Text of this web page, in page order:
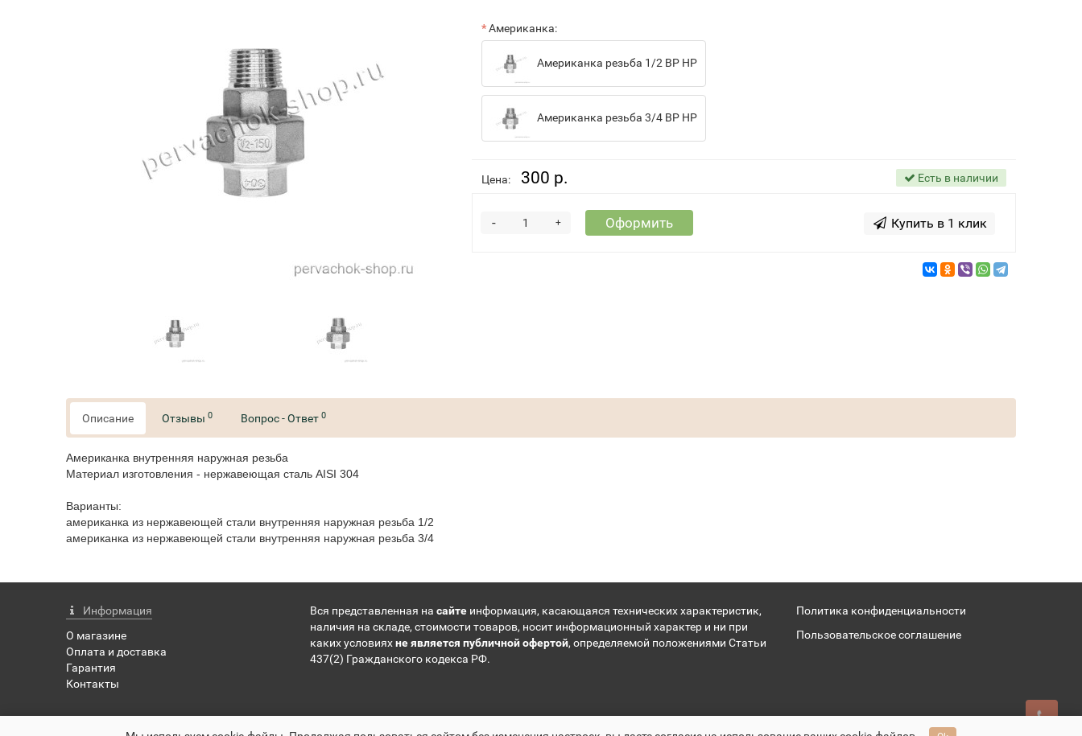
Американка:
Американка резьба 1/2 ВР НР
Американка резьба 3/4 ВР НР
Цена: 300 р. Есть в наличии
+
- Оформить Купить в 1 клик
Описание Отзывы0 Вопрос - Ответ0
Американка внутренняя наружная резьба
Материал изготовления - нержавеющая сталь AISI 304
Варианты:
американка из нержавеющей стали внутренняя наружная резьба 1/2
американка из нержавеющей стали внутренняя наружная резьба 3/4
Информация
О магазине
Оплата и доставка
Гарантия
Контакты
Вся представленная на сайтеинформация, касающаяся технических характеристик,
наличия на складе, стоимости товаров, носит информационный характер и ни при
каких условияхне является публичной офертой, определяемой положениями Статьи
437(2) Гражданского кодекса РФ.
Политика конфиденциальности
Пользовательское соглашение